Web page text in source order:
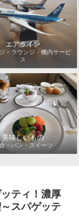
エアライン
・ラウンジ・機内サービ
ス
美味しいもの
・パン・スイーツ
ティ！濃厚
スパゲッテ